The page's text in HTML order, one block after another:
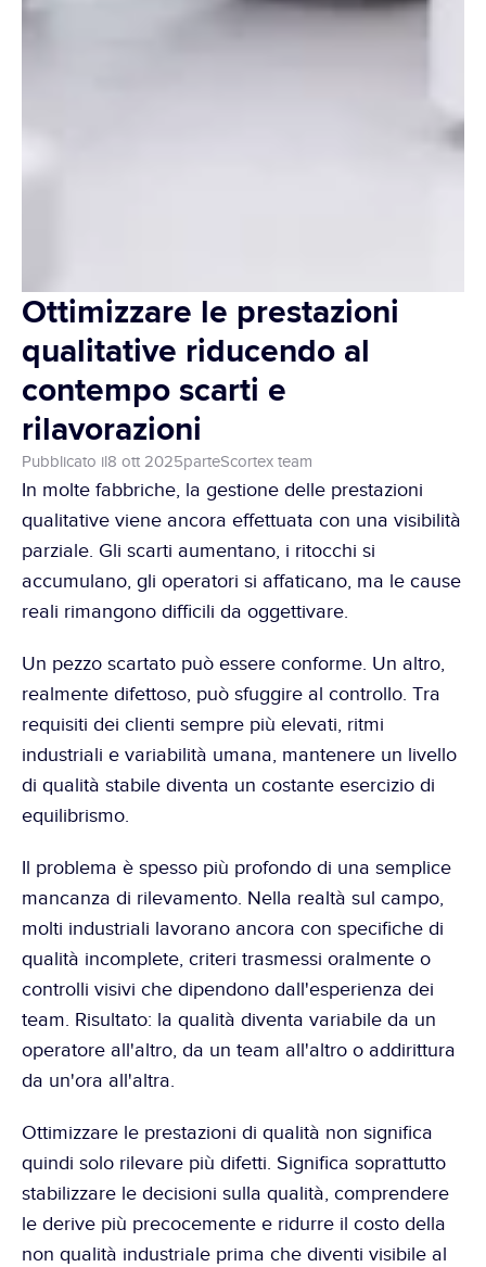
Ottimizzare le prestazioni
qualitative riducendo al
contempo scarti e
rilavorazioni
Pubblicato il8 ott 2025parteScortex team
In molte fabbriche, la gestione delle prestazioni
qualitative viene ancora effettuata con una visibilità
parziale. Gli scarti aumentano, i ritocchi si
accumulano, gli operatori si affaticano, ma le cause
reali rimangono difficili da oggettivare.
Un pezzo scartato può essere conforme. Un altro,
realmente difettoso, può sfuggire al controllo. Tra
requisiti dei clienti sempre più elevati, ritmi
industriali e variabilità umana, mantenere un livello
di qualità stabile diventa un costante esercizio di
equilibrismo.
Il problema è spesso più profondo di una semplice
mancanza di rilevamento. Nella realtà sul campo,
molti industriali lavorano ancora con specifiche di
qualità incomplete, criteri trasmessi oralmente o
controlli visivi che dipendono dall'esperienza dei
team. Risultato: la qualità diventa variabile da un
operatore all'altro, da un team all'altro o addirittura
da un'ora all'altra.
Ottimizzare le prestazioni di qualità non significa
quindi solo rilevare più difetti. Significa soprattutto
stabilizzare le decisioni sulla qualità, comprendere
le derive più precocemente e ridurre il costo della
non qualità industriale prima che diventi visibile al